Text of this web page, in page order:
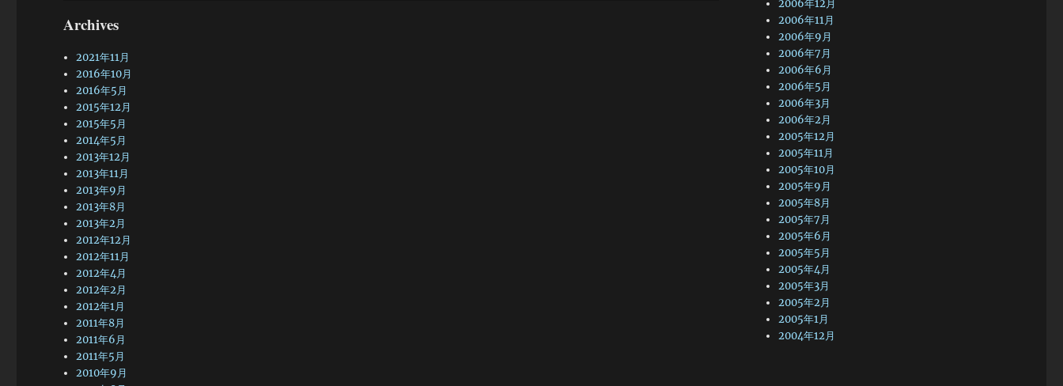
Archives
2021年11月
2016年10月
2016年5月
2015年12月
2015年5月
2014年5月
2013年12月
2013年11月
2013年9月
2013年8月
2013年2月
2012年12月
2012年11月
2012年4月
2012年2月
2012年1月
2011年8月
2011年6月
2011年5月
2010年9月
2006年12月
2006年11月
2006年9月
2006年7月
2006年6月
2006年5月
2006年3月
2006年2月
2005年12月
2005年11月
2005年10月
2005年9月
2005年8月
2005年7月
2005年6月
2005年5月
2005年4月
2005年3月
2005年2月
2005年1月
2004年12月